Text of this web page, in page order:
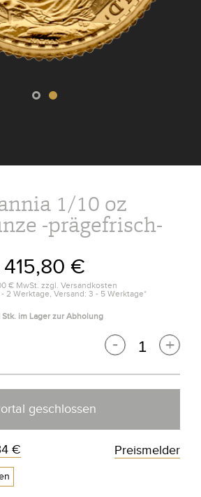
1/10 oz
-prägefrisch-
415,80 €
€ MwSt. zzgl. Versandkosten
- 2 Werktage, Versand: 3 - 5 Werktage*
Stk. im Lager zur Abholung
geschlossen
€ Preismelder